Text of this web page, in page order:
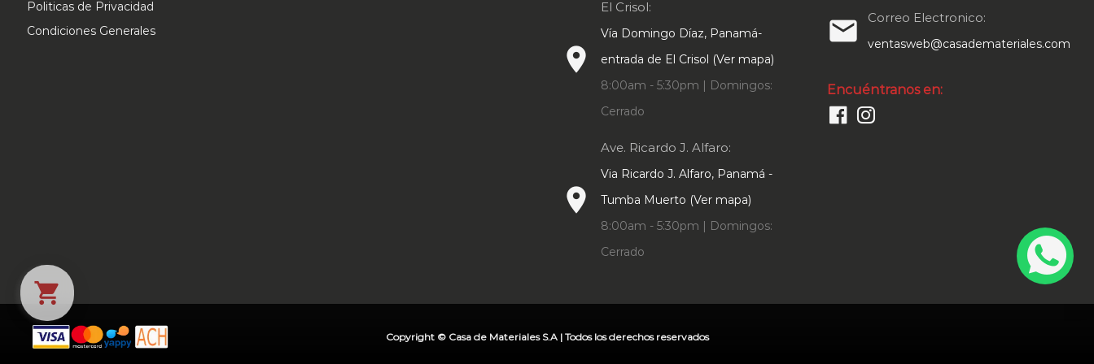
Politicas de Privacidad
Condiciones Generales
place
El Crisol:
Vía Domingo Díaz, Panamá-
entrada de El Crisol (Ver mapa)
8:00am - 5:30pm | Domingos:
Cerrado
place
Ave. Ricardo J. Alfaro:
Via Ricardo J. Alfaro, Panamá -
Tumba Muerto (Ver mapa)
8:00am - 5:30pm | Domingos:
Cerrado
email Correo Electronico:
ventasweb@casademateriales.com
Encuéntranos en:
Copyright © Casa de Materiales S.A | Todos los derechos reservados